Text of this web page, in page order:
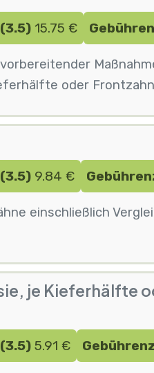
(3.5)15.75 €
oder
(3.5)9.84 €
einschließlich
je Kieferhälfte
(3.5)5.91 €